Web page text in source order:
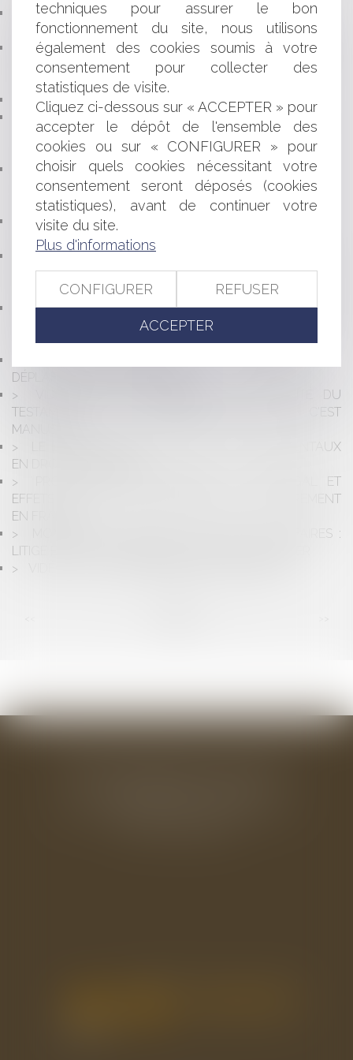
ANNULATION D’UN PERMIS DE CONSTRUIRE EN
RAISON DU RISQUE D’ÉROSION CÔTIÈRE
ZONES DE MOUILLAGE ET D’ÉQUIPEMENTS LÉGERS :
SOUMISSION AU RÉGIME DES ESPACES REMARQUABLES
DE LA LOI LITTORAL
RESPONSABILITÉ, COURS D’EAU BUSÉS ET GEMAPI
CAUTIONNEMENT DE L'ARTICLE 1799-1 ALINÉA 3 DU
CODE CIVIL ET CRÉANCE DU MAÎTRE DE L'OUVRAGE :
COMPENSATION NE VAUT !
LORSQU’UN PRÉVENU COMPARANT N’A PAS EU
L’INITIATIVE D’EXPOSER SA SITUATION, IL APPARTIENT À
LA JURIDICTION DE L’INTERROGER SUR CELLE-CI
VIDÉO : COMMENT UN AVOCAT PEUT-IL ACCEPTER
DE DÉFENDRE UN MONSTRE ?
INDÉPENDANCE DE L’AVOCAT : LA PARTICIPATION
D’INVESTISSEURS PUREMENT FINANCIERS DANS UNE
SOCIÉTÉ D’AVOCATS PEUT ÊTRE INTERDITE
CONFIRMATION DU RÉGIME JURIDIQUE APPLICABLE
AUX ÉLÉMENTS D'ÉQUIPEMENT ADJOINTS À DES
EXISTANTS
DÉPLAFONNEMENT DU LOYER
VIDÉO SUR LES CONDITIONS DE VALIDITÉ DU
TESTAMENT : LE TESTAMENT, TANT QUE C'EST
MANUSCRIT ... !
LE DÉVELOPPEMENT DES DROITS FONDAMENTAUX
EN DROIT DU TRAVAIL
PROCÉDURE D’INSOLVABILITÉ AU PORTUGAL ET
EFFETS SUR L’ACTION JUDICIAIRE EN RECOUVREMENT
EN FRANCE
MONOPOLE BANCAIRE ET SECRET DES AFFAIRES :
LITIGE ENTRE FRANCHISES DE PIZZAS À EMPORTER
techniques pour assurer le bon
fonctionnement du site, nous utilisons
également des cookies soumis à votre
consentement pour collecter des
statistiques de visite.
Cliquez ci-dessous sur « ACCEPTER » pour
accepter le dépôt de l'ensemble des
cookies ou sur « CONFIGURER » pour
choisir quels cookies nécessitant votre
consentement seront déposés (cookies
statistiques), avant de continuer votre
visite du site.
Plus d'informations
CONFIGURER REFUSER
ACCEPTER